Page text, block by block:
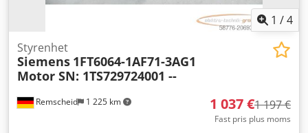
1 /4
Remscheid 1 225 km
Styrenhet
Siemens 1FT6064-1AF71-3AG1
Motor SN: 1TS729724001 --
1 037 €1 197 €
Fast pris plus moms